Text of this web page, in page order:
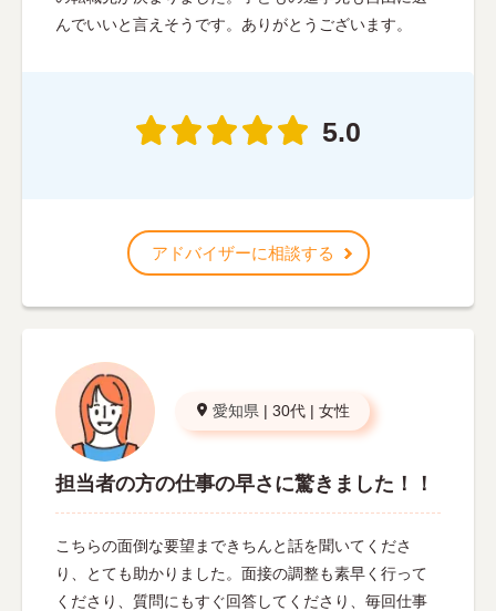
んでいいと言えそうです。ありがとうございます。
5.0
アドバイザーに相談する
愛知県 | 30代 | 女性
担当者の方の仕事の早さに驚きました！！
こちらの面倒な要望まできちんと話を聞いてくださ
り、とても助かりました。面接の調整も素早く行って
くださり、質問にもすぐ回答してくださり、毎回仕事